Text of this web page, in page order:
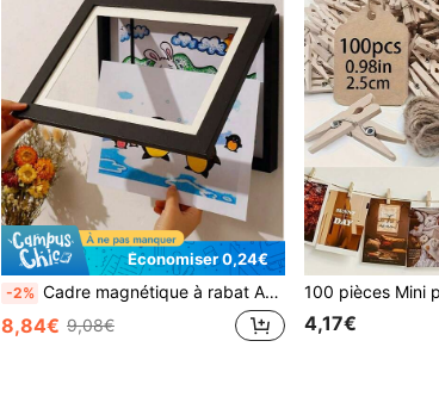
Économiser 0,24€
-2% Cadre magnétique à rabat A4 finition bois naturel, boîtier d'affichage résistant aux chocs à chargement frontal, changement facile sans outil, décoration de bureau moderne, vitrine pour documents
8,84€ 9,08€ 4,17€